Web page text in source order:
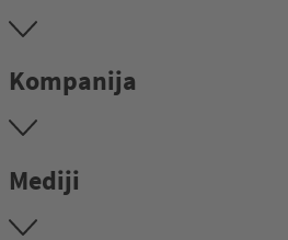
Kompanija
Mediji